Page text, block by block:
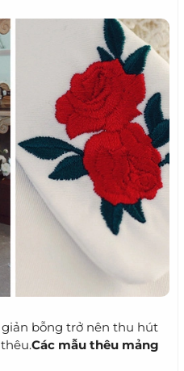
bỗng trở nên thu hút
Các mẫu thêu mảng